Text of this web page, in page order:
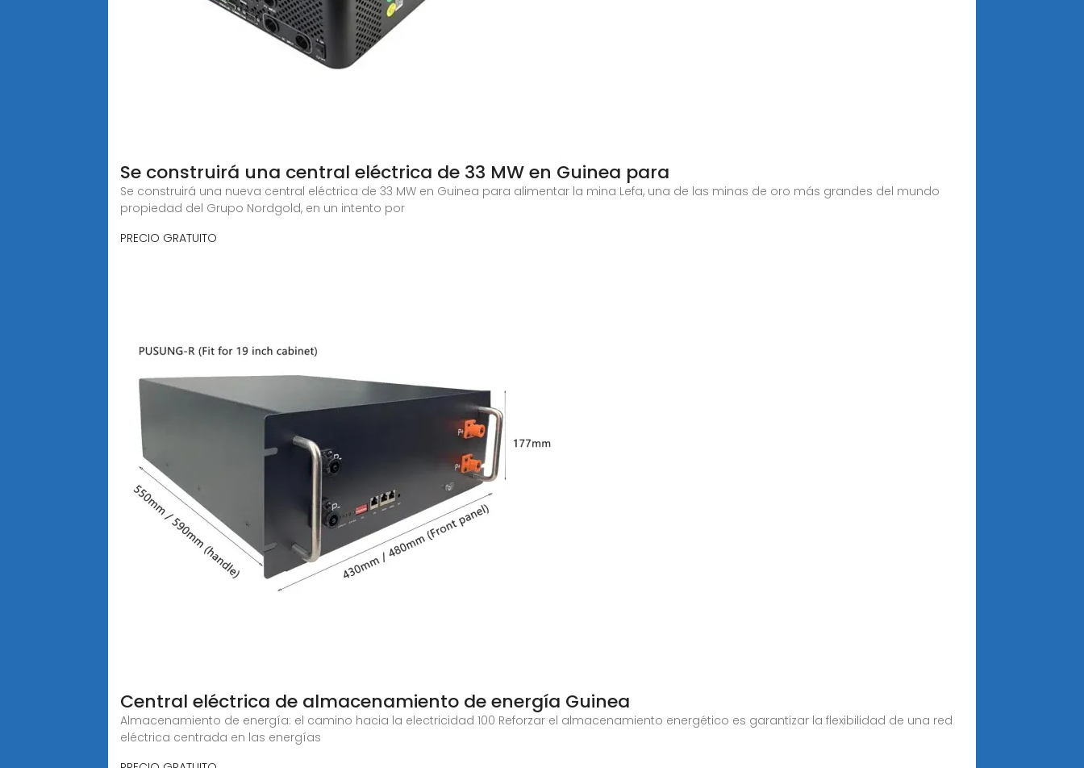
Se construirá una central eléctrica de 33 MW en Guinea para
Se construirá una nueva central eléctrica de 33 MW en Guinea para alimentar la mina Lefa, una de las minas de oro más grandes del mundo
propiedad del Grupo Nordgold, en un intento por
PRECIO GRATUITO
Central eléctrica de almacenamiento de energía Guinea
Almacenamiento de energía: el camino hacia la electricidad 100 Reforzar el almacenamiento energético es garantizar la flexibilidad de una red
eléctrica centrada en las energías